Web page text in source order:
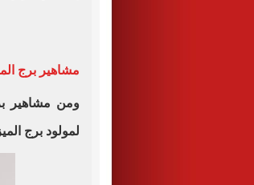
مشاهير برج
ومن مشاهير
لمولود برج